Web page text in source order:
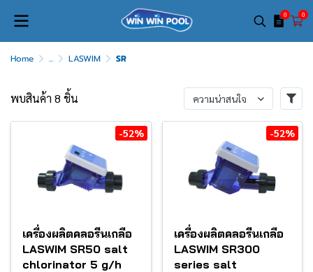
0 0
Home ... LASWIM SR
พบสินค้า 8 ชิ้น ความน่าสนใจ
-52%
เครื่องผลิตคลอรีนเกลือ
LASWIM SR50 salt
chlorinator 5 g/h
-52%
เครื่องผลิตคลอรีนเกลือ
LASWIM SR300
series salt